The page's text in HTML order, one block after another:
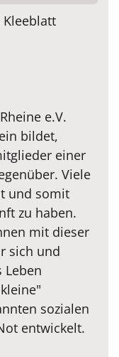
Kleeblatt
e.V.
bildet,
einer
Viele
und somit
zu haben.
mit dieser
sich und
Leben
sozialen
entwickelt.